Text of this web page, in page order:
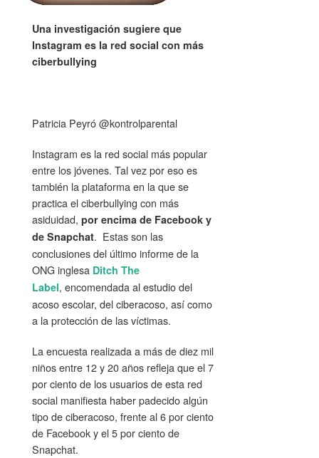
Una investigación sugiere que
Instagram es la red social con más
ciberbullying
Patricia Peyró @kontrolparental
Instagram es la red social más popular
entre los jóvenes. Tal vez por eso es
también la plataforma en la que se
practica el ciberbullying con más
asiduidad, por encima de Facebook y
de Snapchat. Estas son las
conclusiones del último informe de la
ONG inglesa Ditch The
Label, encomendada al estudio del
acoso escolar, del ciberacoso, así como
a la protección de las víctimas.
La encuesta realizada a más de diez mil
niños entre 12 y 20 años refleja que el 7
por ciento de los usuarios de esta red
social manifiesta haber padecido algún
tipo de ciberacoso, frente al 6 por ciento
de Facebook y el 5 por ciento de
Snapchat.